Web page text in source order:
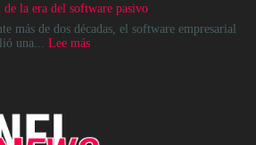
destino,
es
un
operativo
por
semiconductores
la era del software pasivo
más de dos décadas, el software empresarial
una... Lee más:
software